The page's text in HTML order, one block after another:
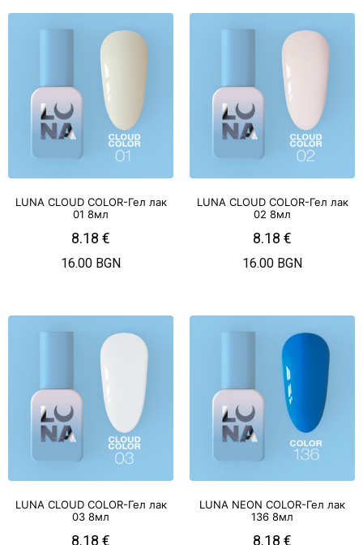
LUNA CLOUD COLOR-Гел лак
01 8мл
8.18 €
16.00 BGN
LUNA CLOUD COLOR-Гел лак
02 8мл
8.18 €
16.00 BGN
LUNA CLOUD COLOR-Гел лак
03 8мл
8.18 €
LUNA NEON COLOR-Гел лак
136 8мл
8.18 €